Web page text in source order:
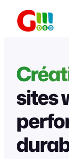
Aller
contenu
sites